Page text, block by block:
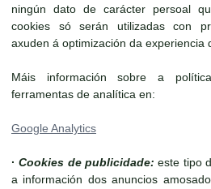
ningún dato de carácter persoal
cookies só serán utilizadas con
axuden á optimización da experiencia
Máis información sobre a
ferramentas de analítica en:
Google Analytics
·Cookies de publicidade: este tipo
a información dos anuncios